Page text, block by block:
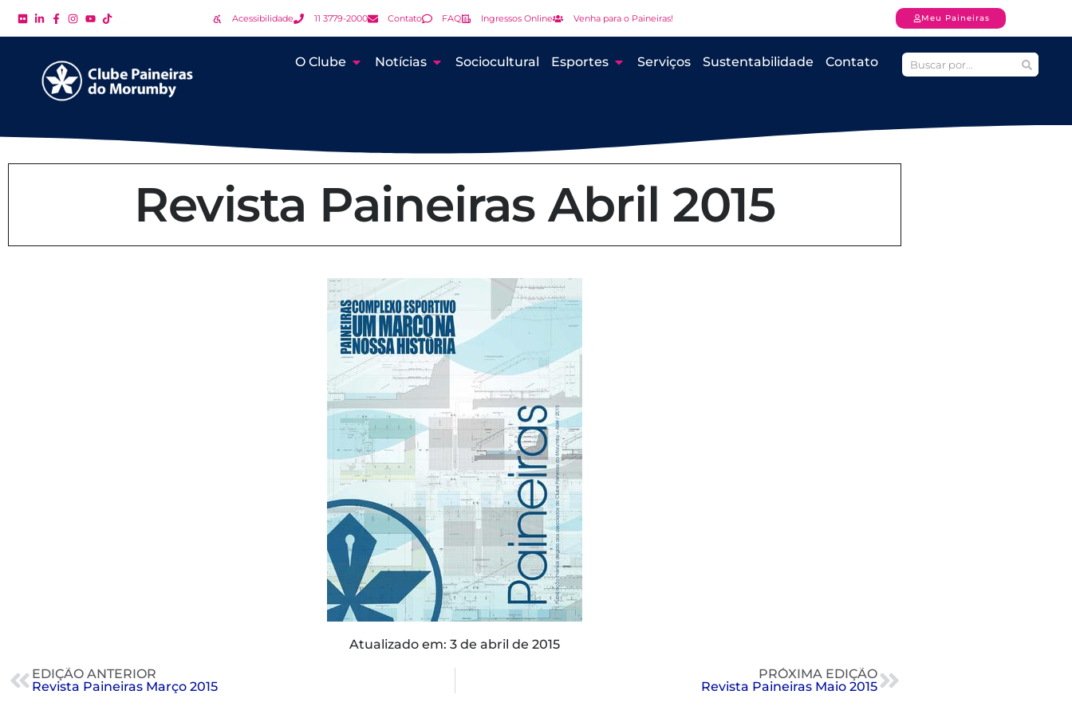
Acessibilidade 11 3779-2000 Contato FAQ Ingressos Online Venha para o Paineiras! Meu Paineiras
O Clube Notícias Sociocultural Esportes Serviços Sustentabilidade Contato
Revista Paineiras Abril 2015
Atualizado em: 3 de abril de 2015
EDIÇÃO ANTERIOR
Revista Paineiras Março 2015
PRÓXIMA EDIÇÃO
Revista Paineiras Maio 2015